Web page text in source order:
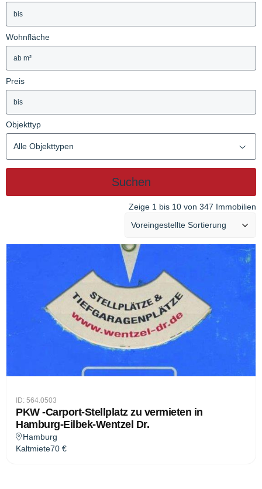
Wohnfläche
Preis
Objekttyp
Alle Objekttypen
Suchen
Zeige 1 bis 10 von 347 Immobilien
ID: 564.0503
PKW -Carport-Stellplatz zu vermieten in
Hamburg-Eilbek-Wentzel Dr.
Hamburg
Kaltmiete70 €